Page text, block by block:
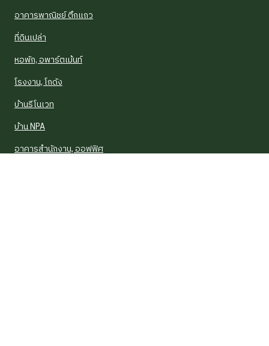
อาคารพาณิชย์ ตึกแถว
ที่ดินเปล่า
หอพัก, อพาร์ตเม้นท์
โรงงาน, โกดัง
บ้านรีโนเวท
บ้าน NPA
อาคารสำนักงาน, ออฟฟิศ